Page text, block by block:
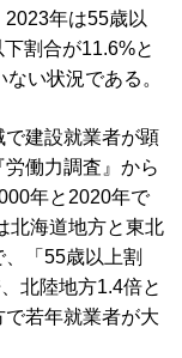
年は55歳以
割合が11.6%と
い状況である。
建設就業者が顕
働力調査』から
年と2020年で
北海道地方と東北
「55歳以上割
北陸地方1.4倍と
若年就業者が大